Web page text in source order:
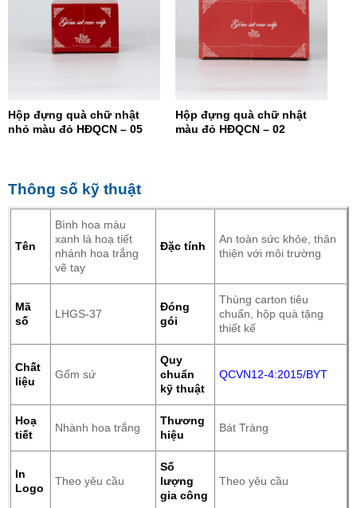
Hộp đựng quà chữ nhật
nhỏ màu đỏ HĐQCN – 05
Hộp đựng quà chữ nhật
màu đỏ HĐQCN – 02
Thông số kỹ thuật
Tên
Bình hoa màu
xanh lá hoạ tiết
nhánh hoa trắng
vẽ tay
Đặc tính
An toàn sức khỏe, thân
thiện với môi trường
Mã
số
LHGS-37
Đóng
gói
Thùng carton tiêu
chuẩn, hộp quà tặng
thiết kế
Chất
liệu
Gốm sứ
Quy
chuẩn
kỹ thuật
QCVN12-4:2015/BYT
Hoạ
tiết
Nhành hoa trắng
Thương
hiệu
Bát Tràng
In
Logo
Theo yêu cầu
Số
lượng
gia công
Theo yêu cầu